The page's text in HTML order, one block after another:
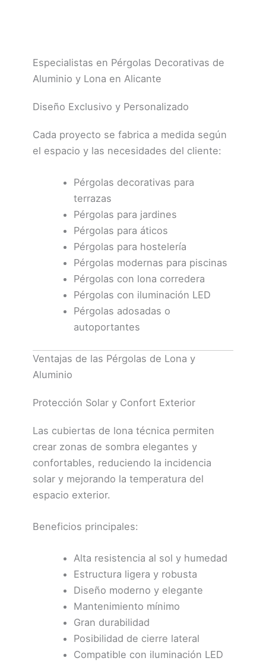
Especialistas en Pérgolas Decorativas de
Aluminio y Lona en Alicante
Diseño Exclusivo y Personalizado
Cada proyecto se fabrica a medida según
el espacio y las necesidades del cliente:
Pérgolas decorativas para
terrazas
Pérgolas para jardines
Pérgolas para áticos
Pérgolas para hostelería
Pérgolas modernas para piscinas
Pérgolas con lona corredera
Pérgolas con iluminación LED
Pérgolas adosadas o
autoportantes
Ventajas de las Pérgolas de Lona y
Aluminio
Protección Solar y Confort Exterior
Las cubiertas de lona técnica permiten
crear zonas de sombra elegantes y
confortables, reduciendo la incidencia
solar y mejorando la temperatura del
espacio exterior.
Beneficios principales:
Alta resistencia al sol y humedad
Estructura ligera y robusta
Diseño moderno y elegante
Mantenimiento mínimo
Gran durabilidad
Posibilidad de cierre lateral
Compatible con iluminación LED